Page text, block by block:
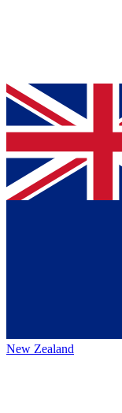
New Zealand